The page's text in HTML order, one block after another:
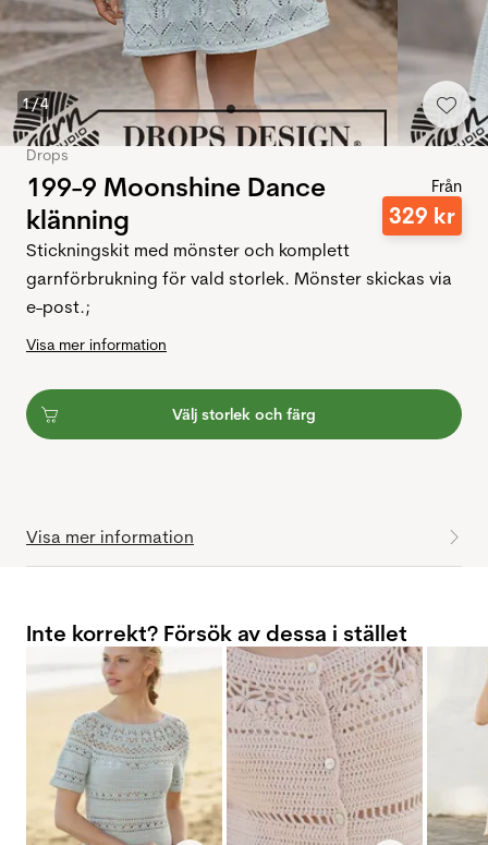
1/4
Drops
199-9 Moonshine Dance
klänning
Från
329 kr
Stickningskit med mönster och komplett
garnförbrukning för vald storlek. Mönster skickas via
e-post.;
Visa mer information
Välj storlek och färg
Visa mer information
Inte korrekt? Försök av dessa i stället